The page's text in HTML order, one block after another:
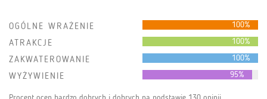
OGÓLNE WRAŻENIE 100%
ATRAKCJE 100%
ZAKWATEROWANIE 100%
WYŻYWIENIE 95%